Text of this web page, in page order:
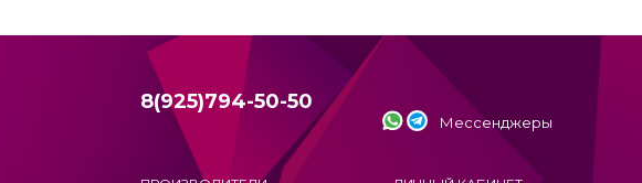
8(925)794-50-50
Мессенджеры